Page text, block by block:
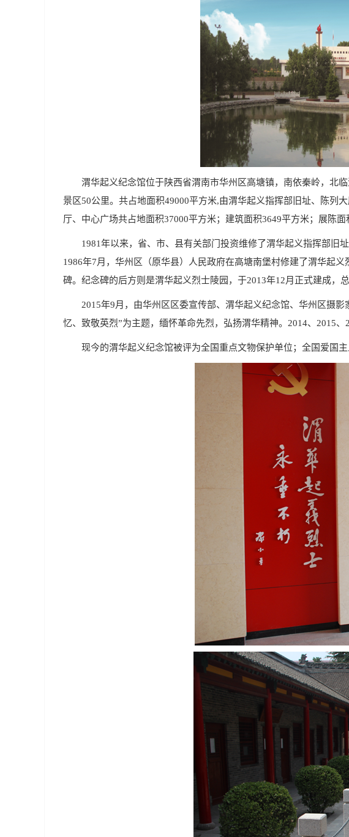
渭华起义纪念馆位于陕西省渭南市华州区高塘镇，南依秦岭，北
景区50公里。共占地面积49000平方米,由渭华起义指挥部旧址、陈列
厅、中心广场共占地面积37000平方米；建筑面积3649平方米；展陈面
1981年以来，省、市、县有关部门投资维修了渭华起义指挥部旧
1986年7月，华州区（原华县）人民政府在高塘南堡村修建了渭华起
碑。纪念碑的后方则是渭华起义烈士陵园，于2013年12月正式建成，
2015年9月，由华州区区委宣传部、渭华起义纪念馆、华州区摄
忆、致敬英烈”为主题，缅怀革命先烈，弘扬渭华精神。2014、2015
现今的渭华起义纪念馆被评为全国重点文物保护单位；全国爱国